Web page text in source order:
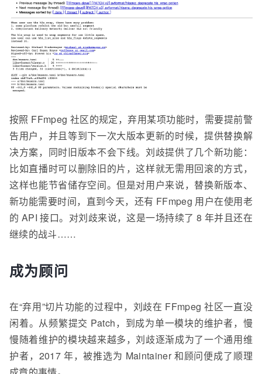
按照 FFmpeg 社区的规定，弃用某项功能时，需要提前警
告用户，并且等到下一次大版本更新的时候，提供替换解
决方案，同时旧版本不会下线。刘歧提供了几个新功能：
比如直播时可以删除旧的片，这样就无需用回滚的方式，
这样也能节省储存空间。但是对用户来说，替换新版本、
新功能需要时间，直到今天，还有 FFmpeg 用户在使用老
的 API 接口。对刘歧来说，这是一场持续了 8 年并且还在
继续的战斗……
成为顾问
在“弃用”切片功能的过程中，刘歧在 FFmpeg 社区一直没
闲着。从频繁提交 Patch，到成为单一模块的维护者，慢
慢随着维护的模块越来越多，刘歧逐渐成为了一个通用维
护者，2017 年，被推选为 Maintainer 和顾问便成了顺理